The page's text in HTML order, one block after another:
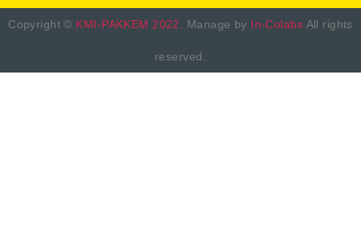
Copyright © KMI-PAKKEM 2022. Manage by In-Colabs All rights
reserved.